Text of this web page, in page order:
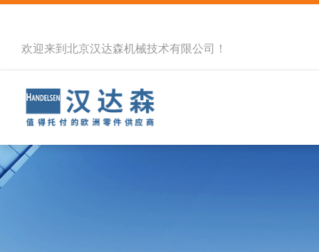
欢迎来到北京汉达森机械技术有限公司！